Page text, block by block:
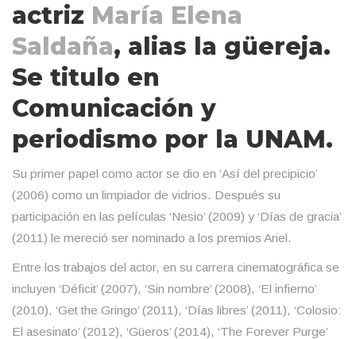
actriz María Elena
Saldaña, alias la güereja.
Se titulo en
Comunicación y
periodismo por la UNAM.
Su primer papel como actor se dio en ‘Así del precipicio’
(2006) como un limpiador de vidrios. Después su
participación en las películas ‘Nesio’ (2009) y ‘Días de gracia’
(2011) le mereció ser nominado a los premios Ariel.
Entre los trabajos del actor, en su carrera cinematográfica se
incluyen ‘Déficit’ (2007), ‘Sin nombre’ (2008), ‘El infierno’
(2010), ‘Get the Gringo’ (2011), ‘Días libres’ (2011), ‘Colosio:
El asesinato’ (2012), ‘Güeros’ (2014), ‘The Forever Purge’